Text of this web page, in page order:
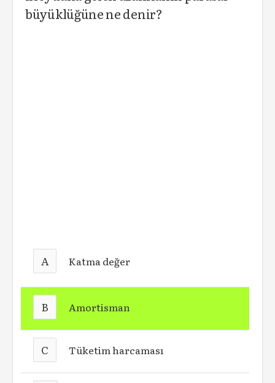
büyüklüğüne ne denir?
A Katma değer
B Amortisman
C Tüketim harcaması